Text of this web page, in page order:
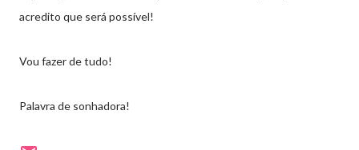
acredito que será possível!
Vou fazer de tudo!
Palavra de sonhadora!